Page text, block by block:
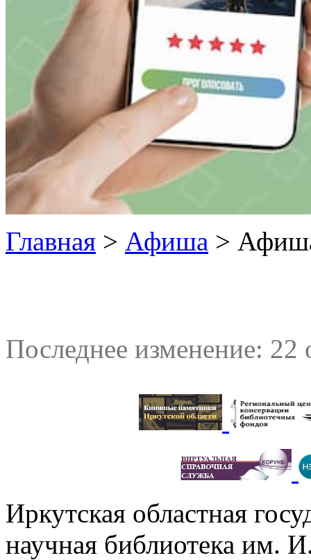
Главная > Афиша >
Последнее изменение: 22
Иркутская областная
научная библиотека им.